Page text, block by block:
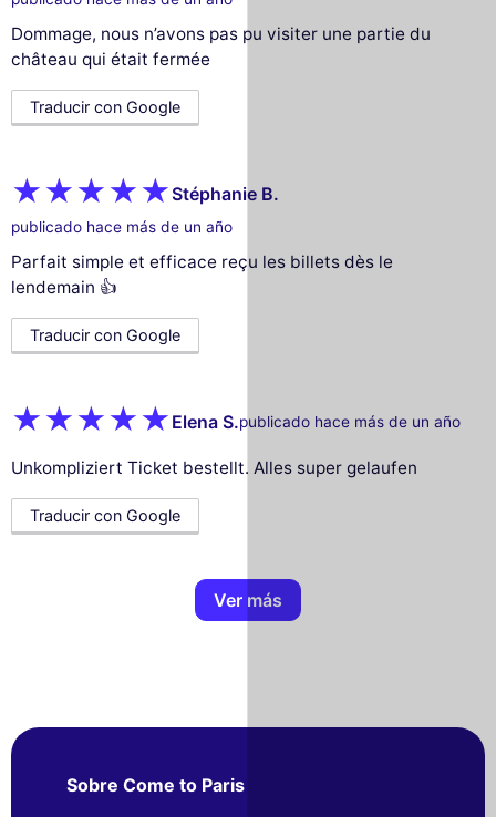
Dommage, nous n’avons pas pu visiter une partie du
château qui était fermée
Traducir con Google
Stéphanie B.
publicado hace más de un año
Parfait simple et efficace reçu les billets dès le
lendemain 👍
Traducir con Google
Elena S.publicado hace más de un año
Unkompliziert Ticket bestellt. Alles super gelaufen
Traducir con Google
Ver más
Sobre Come to Paris